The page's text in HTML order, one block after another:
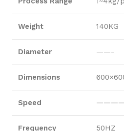
Weight 140KG
Diameter ——-
Dimensions
Speed
Frequency 50HZ